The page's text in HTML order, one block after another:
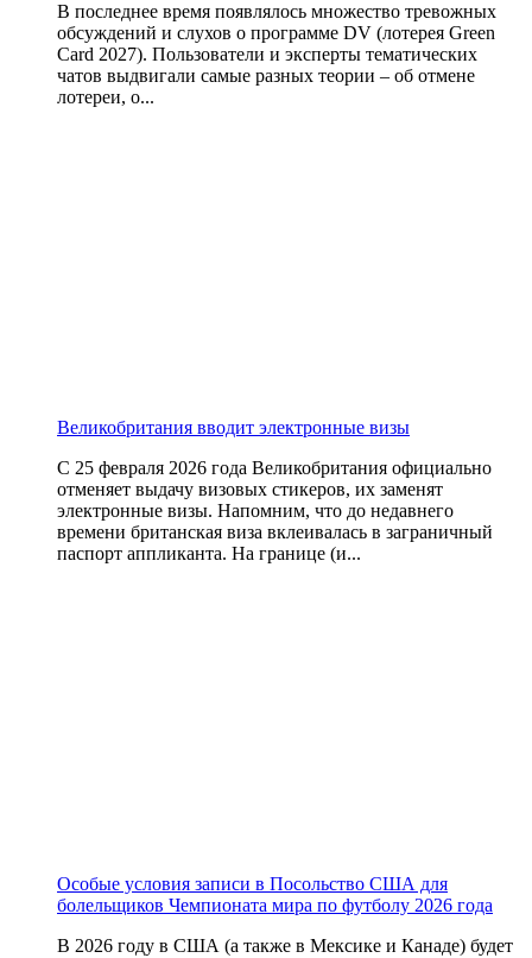
В последнее время появлялось множество тревожных
обсуждений и слухов о программе DV (лотерея Green
Card 2027). Пользователи и эксперты тематических
чатов выдвигали самые разных теории – об отмене
лотереи, о...
Великобритания вводит электронные визы
С 25 февраля 2026 года Великобритания официально
отменяет выдачу визовых стикеров, их заменят
электронные визы. Напомним, что до недавнего
времени британская виза вклеивалась в заграничный
паспорт аппликанта. На границе (и...
Особые условия записи в Посольство США для
болельщиков Чемпионата мира по футболу 2026 года
В 2026 году в США (а также в Мексике и Канаде) будет